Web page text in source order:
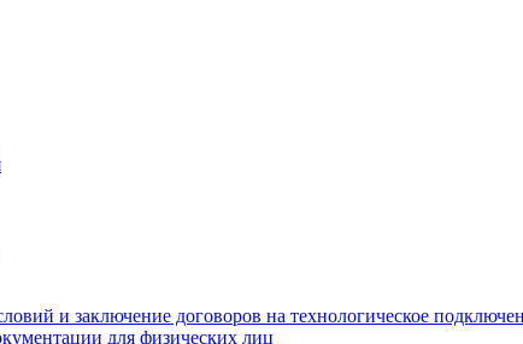
и заключение договоров на технологическое
для физических лиц